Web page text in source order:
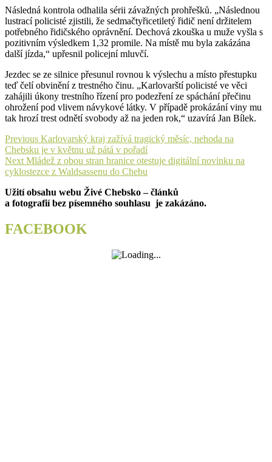
Následná kontrola odhalila sérii závažných prohřešků. „Následnou
lustrací policisté zjistili, že sedmačtyřicetiletý řidič není držitelem
potřebného řidičského oprávnění. Dechová zkouška u muže vyšla s
pozitivním výsledkem 1,32 promile. Na místě mu byla zakázána
další jízda,“ upřesnil policejní mluvčí.
Jezdec se ze silnice přesunul rovnou k výslechu a místo přestupku
teď čelí obvinění z trestného činu. „Karlovarští policisté ve věci
zahájili úkony trestního řízení pro podezření ze spáchání přečinu
ohrožení pod vlivem návykové látky. V případě prokázání viny mu
tak hrozí trest odnětí svobody až na jeden rok,“ uzavírá Jan Bílek.
Navigace
pro
příspěvek
Previous Previous
post:
Karlovarský kraj zažívá tragický měsíc, nehoda na
Chebsku je v květnu už pátá v pořadí
Next Next
post:
Mládež z obou stran hranice otestuje digitální novinku na
cyklostezce z Waldsassenu do Chebu
Užití obsahu webu Živé Chebsko – článků
a fotografií bez písemného souhlasu je zakázáno.
FACEBOOK